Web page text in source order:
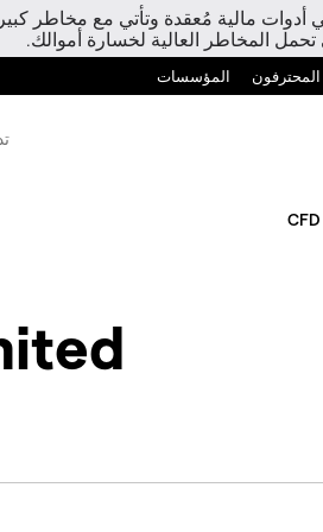
أدوات مالية مُعقدة وتأتي مع مخاطر
تحمل المخاطر العالية لخسارة أموالك.
المحترفون المؤسسات